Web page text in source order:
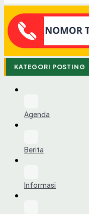
KATEGORI POSTING
Agenda
Berita
Informasi